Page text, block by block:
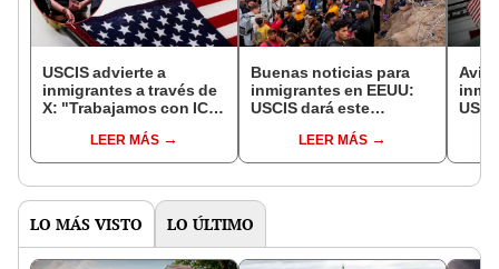
USCIS advierte a
inmigrantes a través de
X: "Trabajamos con ICE
aprehensión"
LEER MÁS
Buenas noticias para
inmigrantes en EEUU:
USCIS dará este
todos los residentes
que perdieron su TPS
LEER MÁS
LO MÁS VISTO LO ÚLTIMO